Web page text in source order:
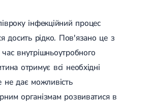
інфекційний процес
досить рідко. Пов'язано це з
внутрішньоутробного
отримує всі необхідні
не дає можливість
організмам розвиватися в